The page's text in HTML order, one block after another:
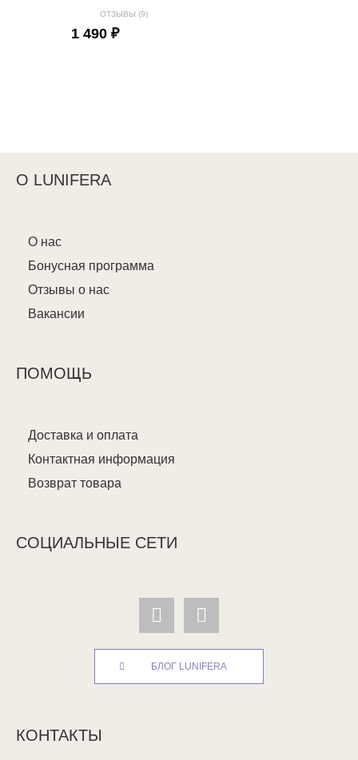
ОТЗЫВЫ (9)
1 490 ₽
О LUNIFERA
О нас
Бонусная программа
Отзывы о нас
Вакансии
ПОМОЩЬ
Доставка и оплата
Контактная информация
Возврат товара
СОЦИАЛЬНЫЕ СЕТИ
БЛОГ LUNIFERA
КОНТАКТЫ